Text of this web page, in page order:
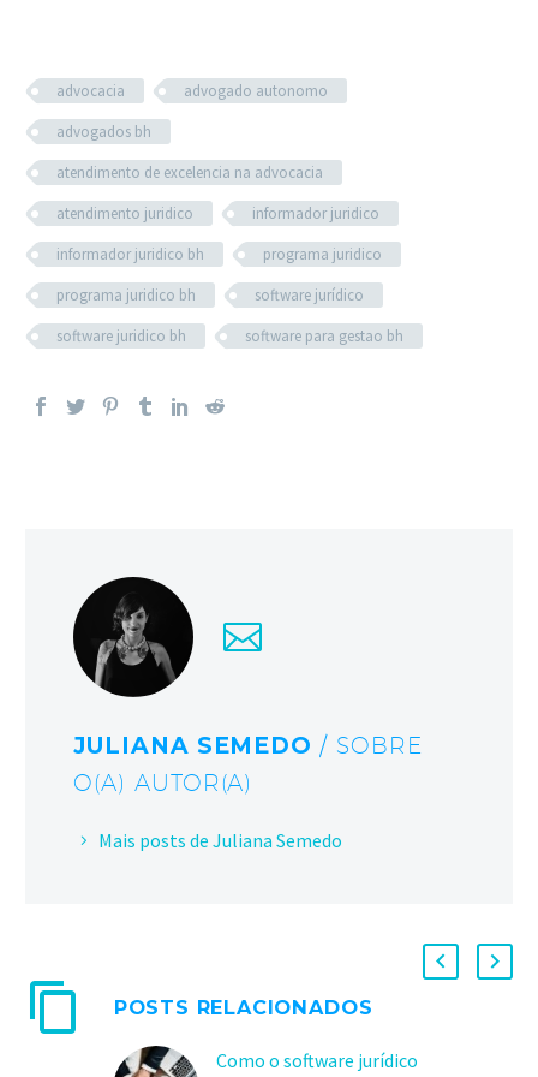
advocacia
advogado autonomo
advogados bh
atendimento de excelencia na advocacia
atendimento juridico
informador juridico
informador juridico bh
programa juridico
programa juridico bh
software jurídico
software juridico bh
software para gestao bh
JULIANA SEMEDO/ SOBRE
O(A) AUTOR(A)
Mais posts de Juliana Semedo
POSTS RELACIONADOS
Como o software jurídico